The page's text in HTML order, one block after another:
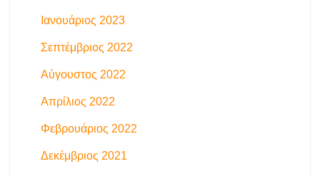
Ιανουάριος 2023
Σεπτέμβριος 2022
Αύγουστος 2022
Απρίλιος 2022
Φεβρουάριος 2022
Δεκέμβριος 2021